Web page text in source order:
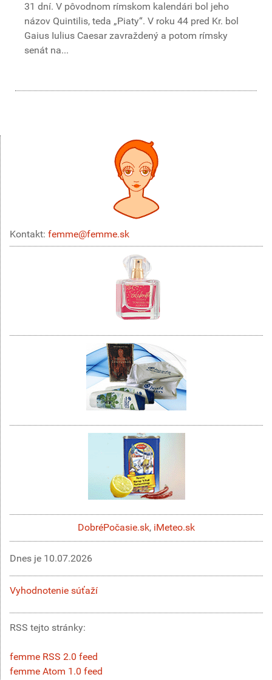
31 dní. V pôvodnom rímskom kalendári bol jeho
názov Quintilis, teda „Piaty“. V roku 44 pred Kr. bol
Gaius Iulius Caesar zavraždený a potom rímsky
senát na...
Kontakt: femme@femme.sk
DobréPočasie.sk, iMeteo.sk
Dnes je 10.07.2026
Vyhodnotenie súťaží
RSS tejto stránky:
femme RSS 2.0 feed
femme Atom 1.0 feed